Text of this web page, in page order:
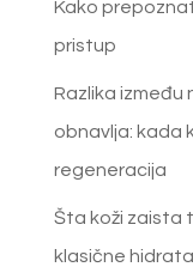
Kako
pristup
Razlika između
obnavlja: kada
regeneracija
Šta koži zaista
klasične